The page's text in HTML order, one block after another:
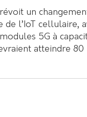
un
de l’IoT cellulaire,
5G à
atteindre